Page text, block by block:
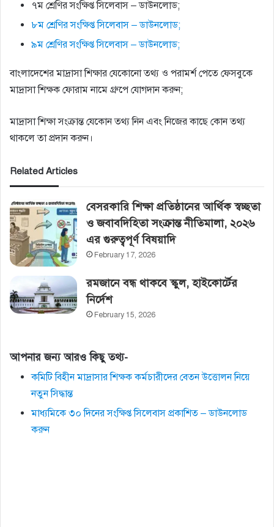
৭ম শ্রেণির সংক্ষিপ্ত সিলেবাস – ডাউনলোড;
৮ম শ্রেণির সংক্ষিপ্ত সিলেবাস – ডাউনলোড;
৯ম শ্রেণির সংক্ষিপ্ত সিলেবাস – ডাউনলোড;
বাংলাদেশের মাদ্রাসা শিক্ষার যেকোনো তথ্য ও পরামর্শ পেতে ফেসবুকে
মাদ্রাসা শিক্ষক ফোরাম নামে গ্রুপে যোগদান করুন;
মাদ্রাসা শিক্ষা সংক্রান্ত যেকোন তথ্য নিন এবং নিজের কাছে কোন তথ্য
থাকলে তা প্রদান করুন।
Related Articles
বেসরকারি শিক্ষা প্রতিষ্ঠানের আর্থিক স্বচ্ছতা
ও জবাবদিহিতা সংক্রান্ত নীতিমালা, ২০২৬
এর গুরুত্বপূর্ণ বিষয়াদি
February 17, 2026
রমজানে বন্ধ থাকবে স্কুল, হাইকোর্টের‌
নির্দেশ
February 15, 2026
আপনার জন্য আরও কিছু তথ্য-
কমিটি বিহীন মাদ্রাসার শিক্ষক কর্মচারীদের বেতন উত্তোলন নিয়ে
নতুন সিদ্ধান্ত
মাধ্যমিকে ৩০ দিনের সংক্ষিপ্ত সিলেবাস প্রকাশিত – ডাউনলোড
করুন